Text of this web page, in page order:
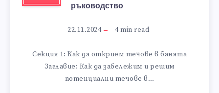
ръководство
22.11.2024 4min read
Секция 1: Как да открием течове в банята
Заглавие: Как да забележим и решим
потенциални течове в…